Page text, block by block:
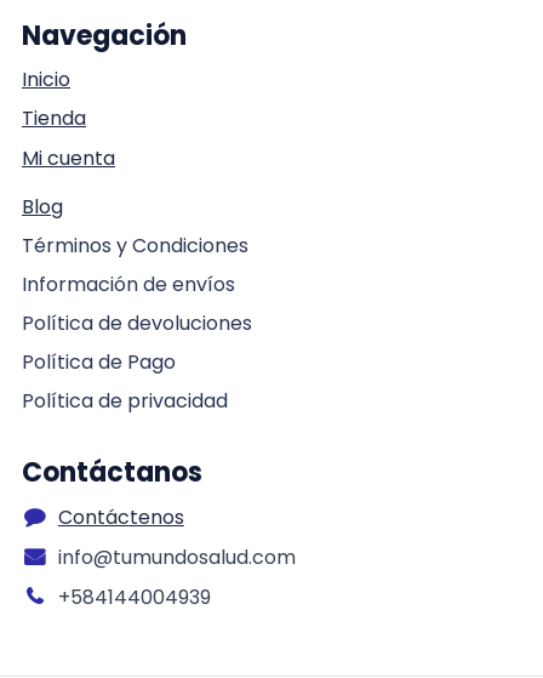
Navegación
Inicio
Tienda
Mi cuenta
Blog
Términos y Condiciones
Información de envíos
Política de devoluciones
Política de Pago
Política de privacidad
Contáctanos
Contáctenos
info@tumundosalud.com
+584144004939